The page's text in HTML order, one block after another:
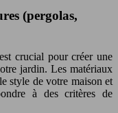
(pergolas,
crucial pour créer une
jardin. Les matériaux
style de votre maison et
à des critères de